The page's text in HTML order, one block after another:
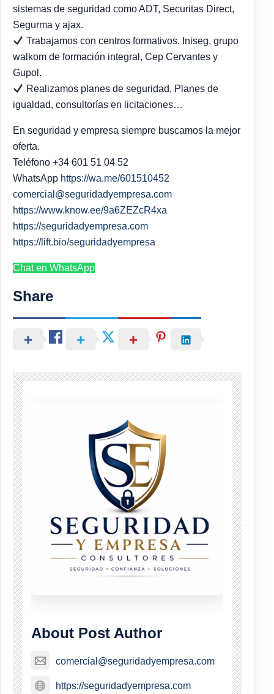
sistemas de seguridad como ADT, Securitas Direct,
Segurma y ajax.
Trabajamos con centros formativos. Iniseg, grupo
walkom de formación integral, Cep Cervantes y
Gupol.
Realizamos planes de seguridad, Planes de
igualdad, consultorías en licitaciones…
En seguridad y empresa siempre buscamos la mejor
oferta.
Teléfono +34 601 51 04 52
WhatsApp https://wa.me/601510452
comercial@seguridadyempresa.com
https://www.know.ee/9a6ZEZcR4xa
https://seguridadyempresa.com
https://lift.bio/seguridadyempresa
Chat en WhatsApp
Share
About Post Author
comercial@seguridadyempresa.com
https://seguridadyempresa.com